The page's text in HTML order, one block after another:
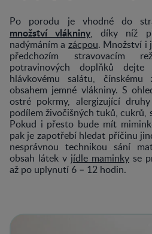
Po porodu je vhodné do
množství vlákniny, díky níž
nadýmáním a zácpou. Množství i
předchozím stravovacím
potravinových doplňků
hlávkovému salátu,
obsahem jemné vlákniny. S
ostré pokrmy, alergizující
podílem živočišných tuků, cukrů,
Pokud i přesto bude mít
pak je zapotřebí hledat příčinu
nesprávnou technikou sání
obsah látek v jídle maminky se
až po uplynutí 6 – 12 hodin.